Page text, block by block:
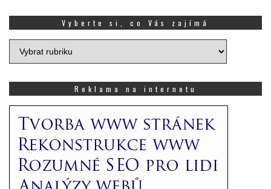
Vyberte si, co Vás zajímá
Vyberte
si,
zajímá
Reklama na internetu